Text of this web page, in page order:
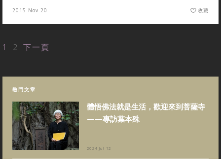
2015 Nov 20 收藏
1 2 下一頁
熱門文章
體悟佛法就是生活，歡迎來到菩薩寺
——專訪葉本殊
2024 Jul 12